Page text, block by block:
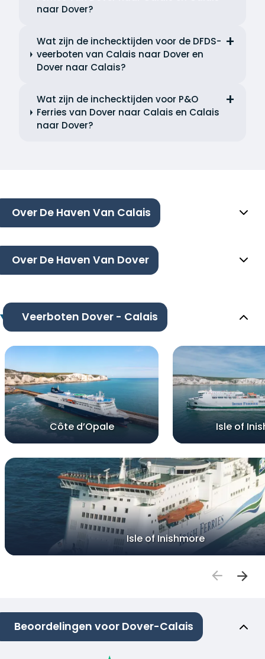
naar Dover?
Wat zijn de inchecktijden voor de DFDS-
veerboten van Calais naar Dover en
Dover naar Calais?
Wat zijn de inchecktijden voor P&O
Ferries van Dover naar Calais en Calais
naar Dover?
Over De Haven Van Calais
Over De Haven Van Dover
Veerboten Dover - Calais
Côte d’Opale Isle of
Isle of Inishmore
Beoordelingen voor Dover-Calais